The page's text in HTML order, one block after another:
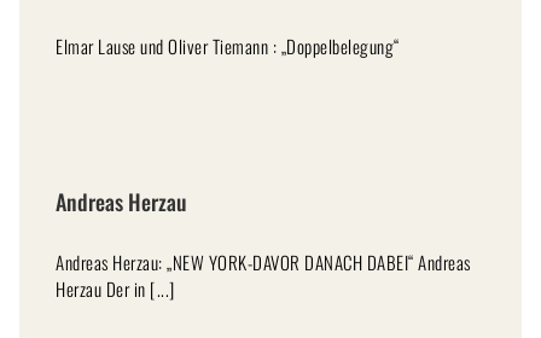
Elmar Lause und Oliver Tiemann : „Doppelbelegung“
Andreas Herzau
Andreas Herzau: „NEW YORK-DAVOR DANACH DABEI“ Andreas
Herzau Der in [...]